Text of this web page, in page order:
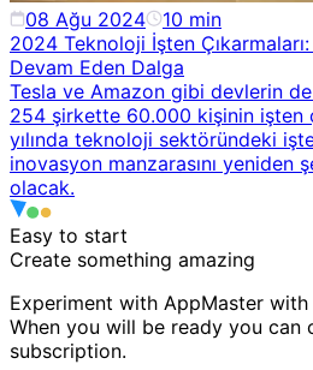
08 Ağu 2024 10 min
2024 Teknoloji İşten
Devam Eden Dalga
Tesla ve Amazon gibi devlerin
254 şirkette 60.000 kişinin işten
yılında teknoloji sektöründeki
inovasyon manzarasını yeniden
olacak.
Easy to start
Create something amazing
Experiment with AppMaster with
When you will be ready you can
subscription.